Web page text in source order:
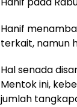
Hanif
terkait, namun
Hal senada
Mentok ini,
jumlah